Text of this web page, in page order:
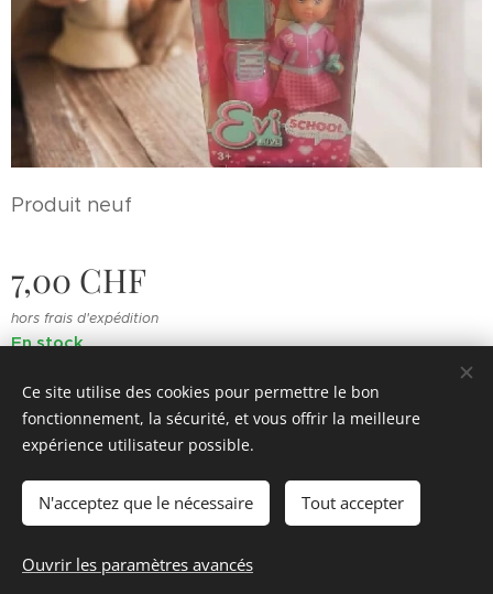
Produit neuf
7,00 CHF
hors frais d'expédition
En stock
Ajouter au panier
Ce site utilise des cookies pour permettre le bon
fonctionnement, la sécurité, et vous offrir la meilleure
expérience utilisateur possible.
N'acceptez que le nécessaire Tout accepter
Ouvrir les paramètres avancés